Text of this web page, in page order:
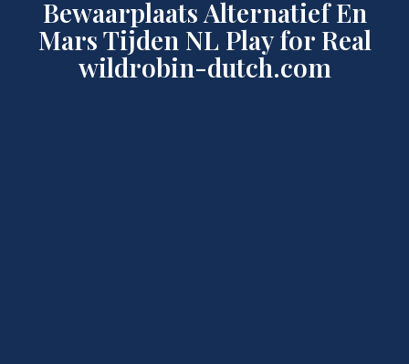
Potts Shoemaker
Grossman Firm
Bewaarplaats Alternatief En
Mars Tijden NL Play for Real
wildrobin-dutch.com